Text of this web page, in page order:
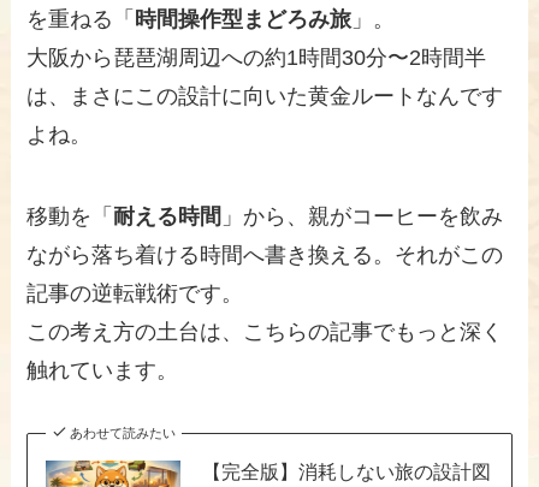
を重ねる「 時間操作型まどろみ旅 」。
大阪から琵琶湖周辺への約1時間30分〜2時間半
は、まさにこの設計に向いた黄金ルートなんです
よね。
移動を「 耐える時間 」から、親がコーヒーを飲み
ながら落ち着ける時間へ書き換える。それがこの
記事の逆転戦術です。
この考え方の土台は、こちらの記事でもっと深く
触れています。
あわせて読みたい
【完全版】消耗しない旅の設計図